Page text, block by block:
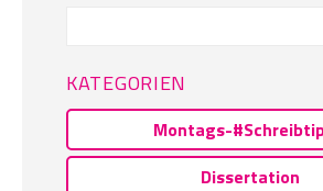
KATEGORIEN
Montags-
Dissertation